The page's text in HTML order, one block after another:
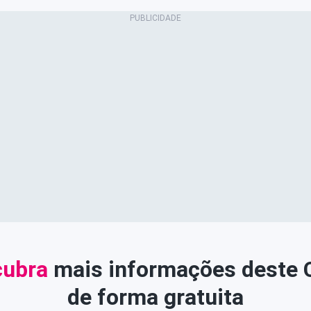
mais informações deste
de forma gratuita